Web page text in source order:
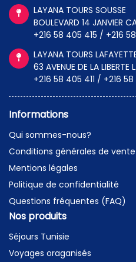
LAYANA TOURS SOUSSE
BOULEVARD 14 JANVIER
+216 58 405 415 / +216
LAYANA TOURS
63 AVENUE DE LA LIBERTE
+216 58 405 411 / +216
Informations
Qui sommes-nous?
Conditions générales de vente
Mentions légales
Politique de confidentialité
Questions fréquentes (FAQ)
Nos produits
Séjours Tunisie
Voyages oraganisés